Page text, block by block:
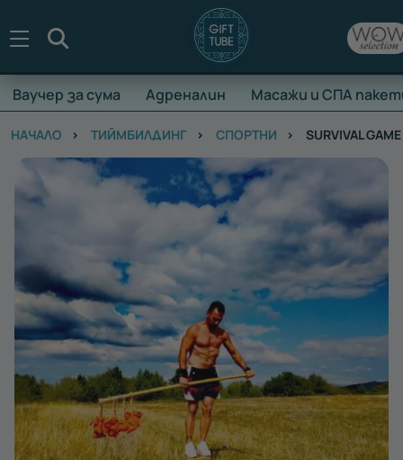
Ваучер за сума Адреналин Масажи и СПА
НАЧАЛО ТИЙМБИЛДИНГ СПОРТНИ SURVIVAL